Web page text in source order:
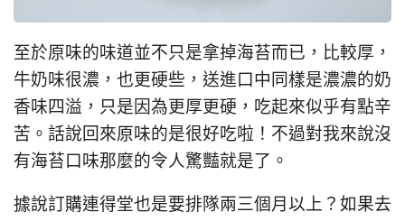
至於原味的味道並不只是拿掉海苔而已，比較厚，
牛奶味很濃，也更硬些，送進口中同樣是濃濃的奶
香味四溢，只是因為更厚更硬，吃起來似乎有點辛
苦。話說回來原味的是很好吃啦！不過對我來說沒
有海苔口味那麼的令人驚豔就是了。
據說訂購連得堂也是要排隊兩三個月以上？如果去